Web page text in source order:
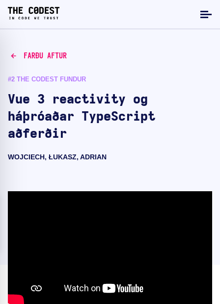
FARÐU AFTUR
#2 THE CODEST FUNDUR
Vue 3 reactivity og
háþróaðar TypeScript
aðferðir
WOJCIECH, ŁUKASZ, ADRIAN